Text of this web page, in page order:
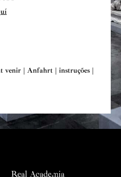
Sky Macklay y Yair
parte de ciclos como el
el ciclo “Out·Side” en
los pianistas Alexei
y Varvara
Quiroga, los
Arnau Tomàs, Fernando
Konstantin Krimmel.
venir | Anfahrt | instruções |